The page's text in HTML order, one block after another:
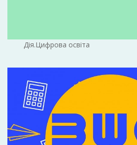
Дія.Цифрова освіта